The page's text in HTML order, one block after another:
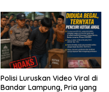
Polisi Luruskan Video Viral di
Bandar Lampung, Pria yang